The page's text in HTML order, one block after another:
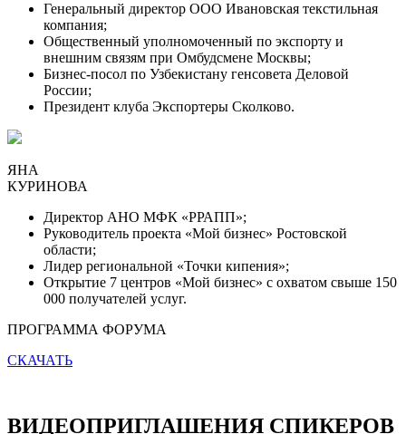
Генеральный директор ООО Ивановская текстильная
компания;
Общественный уполномоченный по экспорту и
внешним связям при Омбудсмене Москвы;
Бизнес-посол по Узбекистану генсовета Деловой
России;
Президент клуба Экспортеры Сколково.
ЯНА
КУРИНОВА
Директор АНО МФК «РРАПП»;
Руководитель проекта «Мой бизнес» Ростовской
области;
Лидер региональной «Точки кипения»;
Открытие 7 центров «Мой бизнес» с охватом свыше 150
000 получателей услуг.
ПРОГРАММА ФОРУМА
СКАЧАТЬ
ВИДЕОПРИГЛАШЕНИЯ СПИКЕРОВ